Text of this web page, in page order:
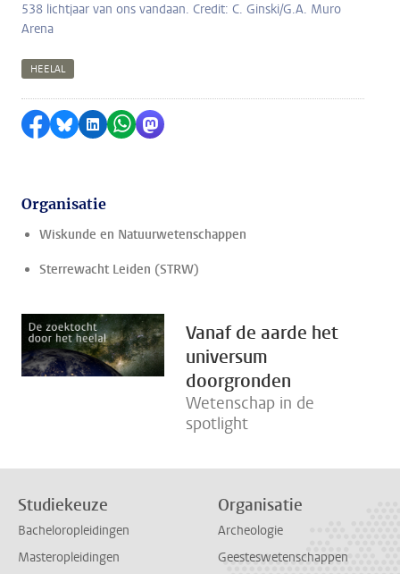
538 lichtjaar van ons vandaan. Credit: C. Ginski/G.A. Muro
Arena
HEELAL
Delen op Facebook
Delen via Bluesky
Delen op LinkedIn
Delen via WhatsApp
Delen via Mastodon
Organisatie
Wiskunde en Natuurwetenschappen
Sterrewacht Leiden (STRW)
Vanaf de aarde het
universum
doorgronden
Wetenschap in de
spotlight
Studiekeuze
Bacheloropleidingen
Masteropleidingen
Organisatie
Archeologie
Geesteswetenschappen